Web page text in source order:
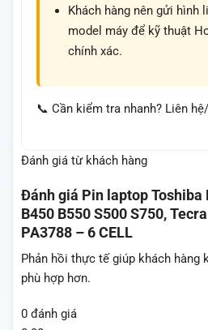
Khách hàng nên gửi hình
model máy để kỹ thuật
chính xác.
📞 Cần kiểm tra nhanh? Liên
Đánh giá từ khách hàng
Đánh giá Pin laptop
B450 B550 S500 S750,
PA3788 – 6 CELL
Phản hồi thực tế giúp khách hàng
phù hợp hơn.
0 đánh giá